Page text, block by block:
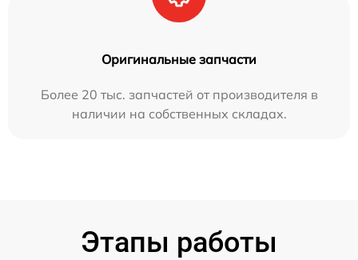
Оригинальные запчасти
Более 20 тыс. запчастей от производителя в
наличии на собственных складах.
Этапы работы